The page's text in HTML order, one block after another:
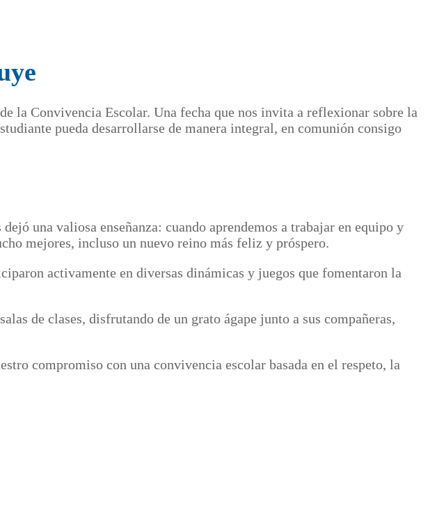
la Convivencia Escolar. Una fecha que nos invita a reflexionar sobre la
pueda desarrollarse de manera integral, en comunión consigo
una valiosa enseñanza: cuando aprendemos a trabajar en equipo y
mejores, incluso un nuevo reino más feliz y próspero.
activamente en diversas dinámicas y juegos que fomentaron la
de clases, disfrutando de un grato ágape junto a sus compañeras,
compromiso con una convivencia escolar basada en el respeto, la